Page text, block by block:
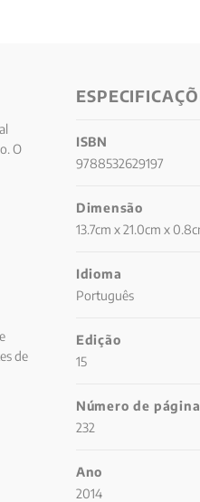
O
de
ISBN
9788532629197
Dimensão
13.7cm x 21.0cm x
Idioma
Português
Edição
15
Número de
232
Ano
2014